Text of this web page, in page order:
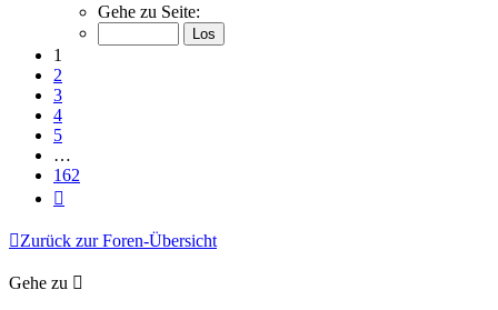
von
Gehe zu Seite:
1
2
3
4
5
…
162
Zurück zur Foren-Übersicht
Gehe zu